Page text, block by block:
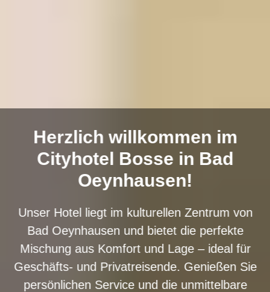
Herzlich willkommen im
Cityhotel Bosse in Bad
Oeynhausen!
Unser Hotel liegt im kulturellen Zentrum von
Bad Oeynhausen und bietet die perfekte
Mischung aus Komfort und Lage – ideal für
Geschäfts- und Privatreisende. Genießen Sie
persönlichen Service und die unmittelbare